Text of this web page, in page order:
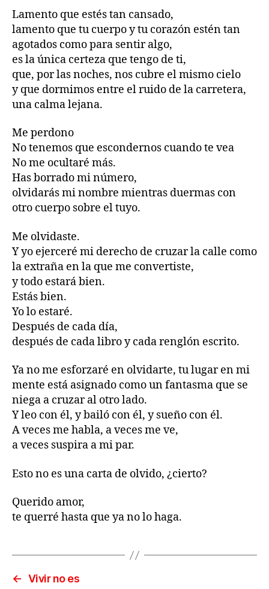
Lamento que estés tan cansado,
lamento que tu cuerpo y tu corazón estén tan
agotados como para sentir algo,
es la única certeza que tengo de ti,
que, por las noches, nos cubre el mismo cielo
y que dormimos entre el ruido de la carretera,
una calma lejana.
Me perdono
No tenemos que escondernos cuando te vea
No me ocultaré más.
Has borrado mi número,
olvidarás mi nombre mientras duermas con
otro cuerpo sobre el tuyo.
Me olvidaste.
Y yo ejerceré mi derecho de cruzar la calle como
la extraña en la que me convertiste,
y todo estará bien.
Estás bien.
Yo lo estaré.
Después de cada día,
después de cada libro y cada renglón escrito.
Ya no me esforzaré en olvidarte, tu lugar en mi
mente está asignado como un fantasma que se
niega a cruzar al otro lado.
Y leo con él, y bailó con él, y sueño con él.
A veces me habla, a veces me ve,
a veces suspira a mi par.
Esto no es una carta de olvido, ¿cierto?
Querido amor,
te querré hasta que ya no lo haga.
← Vivir no es